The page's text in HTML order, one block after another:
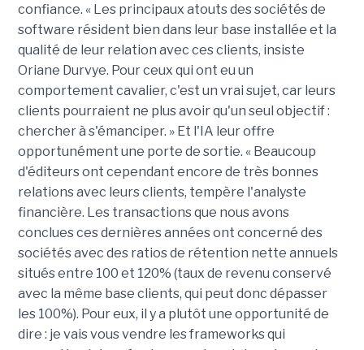
confiance. « Les principaux atouts des sociétés de
software résident bien dans leur base installée et la
qualité de leur relation avec ces clients, insiste
Oriane Durvye. Pour ceux qui ont eu un
comportement cavalier, c'est un vrai sujet, car leurs
clients pourraient ne plus avoir qu'un seul objectif :
chercher à s'émanciper. » Et l'IA leur offre
opportunément une porte de sortie. « Beaucoup
d'éditeurs ont cependant encore de très bonnes
relations avec leurs clients, tempère l'analyste
financière. Les transactions que nous avons
conclues ces dernières années ont concerné des
sociétés avec des ratios de rétention nette annuels
situés entre 100 et 120% (taux de revenu conservé
avec la même base clients, qui peut donc dépasser
les 100%). Pour eux, il y a plutôt une opportunité de
dire : je vais vous vendre les frameworks qui